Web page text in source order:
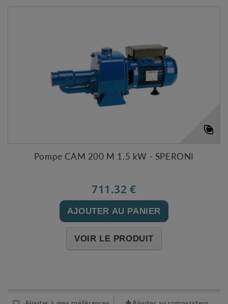
Pompe CAM 200 M 1.5 kW - SPERONI
711.32 €
AJOUTER AU PANIER
VOIR LE PRODUIT